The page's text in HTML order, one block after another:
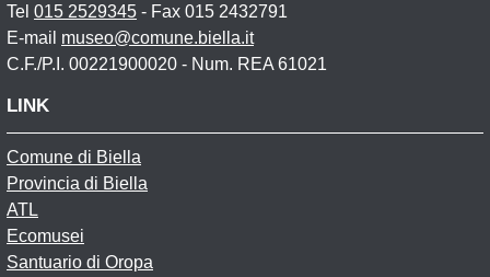
Tel 015 2529345 - Fax 015 2432791
E-mail museo@comune.biella.it
C.F./P.I. 00221900020 - Num. REA 61021
LINK
Comune di Biella
Provincia di Biella
ATL
Ecomusei
Santuario di Oropa